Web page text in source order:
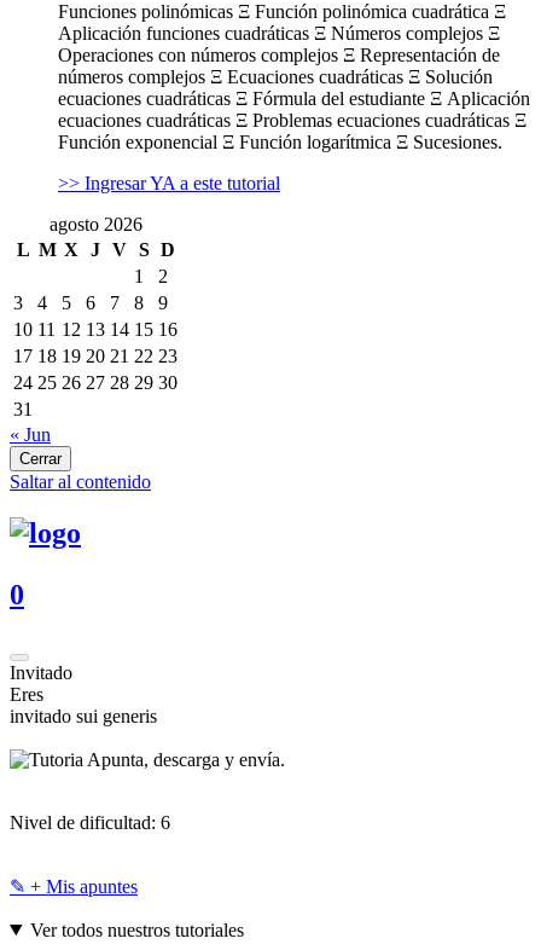
Funciones polinómicas Ξ Función polinómica cuadrática Ξ
Aplicación funciones cuadráticas Ξ Números complejos Ξ
Operaciones con números complejos Ξ Representación de
números complejos Ξ Ecuaciones cuadráticas Ξ Solución
ecuaciones cuadráticas Ξ Fórmula del estudiante Ξ Aplicación
ecuaciones cuadráticas Ξ Problemas ecuaciones cuadráticas Ξ
Función exponencial Ξ Función logarítmica Ξ Sucesiones.
>> Ingresar YA a este tutorial
agosto 2026
L M X J V S D
1
2
3
4 5 6 7 8
9
10 11 12 13 14 15 16
17 18 19 20 21 22 23
24 25 26 27 28 29 30
31
« Jun
Cerrar
Saltar al contenido
0
Invitado
Eres
invitado sui generis
Apunta, descarga y envía.
Nivel de dificultad: 6
✎ + Mis apuntes
Ver todos nuestros tutoriales